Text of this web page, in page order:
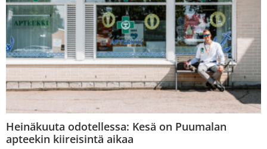
Heinäkuuta odotellessa: Kesä on Puumalan
apteekin kiireisintä aikaa